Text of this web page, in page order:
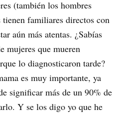
(también los hombres
familiares directos con
aún más atentas. ¿Sabías
mujeres que mueren
lo diagnosticaron tarde?
es muy importante, ya
significar más de un 90% de
Y se los digo yo que he